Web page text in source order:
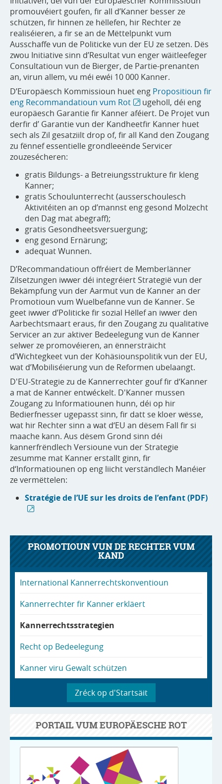
promouvéiert goufen, fir all d’Kanner besser ze
schützen, fir hinnen ze hëllefen, hir Rechter ze
realiséieren, a fir se an de Mëttelpunkt vum
Ausschaffe vun de Politicke vun der EU ze setzen. Dës
zwou Initiative sinn d’Resultat vun enger wäitleefeger
Consultatioun vun de Bierger, de Partie-prenanten
an, virun allem, vu méi ewéi 10 000 Kanner.
D’Europäesch Kommissioun huet eng Propositioun fir
eng Recommandatioun vum Rot
ugeholl, déi eng
europäesch Garantie fir Kanner aféiert. De Projet vun
derfir d’ Garantie vun der Kandheetfir Kanner huet
sech als Zil gesatziilt drop of, fir all Kand den Zougang
zu fënnef essentielle grondleeënde Servicer
zouzesécheren:
gratis Bildungs- a Betreiungsstrukture fir kleng
Kanner;
gratis Schoulunterrecht (ausserschoulesch
Aktivitéiten an op d’mannst eng gesond Molzecht
den Dag mat abegraff);
gratis Gesondheetsversuergung;
eng gesond Ernärung;
adequat Wunnen.
D’Recommandatioun offréiert de Memberlänner
Zilsetzungen iwwer déi integréiert Strategië vun der
Bekämpfung vun der Aarmut vun de Kanner an der
Promotioun vum Wuelbefanne vun de Kanner. Se
geet iwwer d’Politicke fir sozial Hëllef an iwwer den
Aarbechtsmaart eraus, fir den Zougang zu qualitative
Servicer an zur aktiver Bedeelegung vun de Kanner
selwer ze promovéieren, an ënnersträicht
d’Wichtegkeet vun der Kohäsiounspolitik vun der EU,
wat d’Mobiliséierung vun de Reformen ubelaangt.
D'EU-Strategie zu de Kannerrechter gouf fir d‘Kanner
a mat de Kanner entwéckelt. D'Kanner mussen
Zougang zu Informatiounen hunn, déi op hir
Bedierfnesser ugepasst sinn, fir datt se kloer wësse,
wat hir Rechter sinn a wat d‘EU an dësem Fall fir si
maache kann. Aus dësem Grond sinn déi
kannerfrëndlech Versioune vun der Strategie
zesumme mat Kanner erstallt ginn, fir
d‘Informatiounen op eng liicht verständlech Manéier
ze vermëttelen:
Stratégie de l’UE sur les droits de l’enfant (PDF)
PROMOTIOUN VUN DE RECHTER VUM
KAND
International Kannerrechtskonventioun
Kannerrechter fir Kanner erkläert
Kannerrechtsstrategien
Recht op Bedeelegung
Kanner viru Gewalt schützen
Zréck op d'Startsäit
PORTAIL VUM EUROPÄESCHE ROT